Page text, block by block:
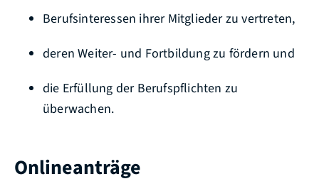
Berufsinteressen ihrer Mitglieder zu vertreten,
deren Weiter- und Fortbildung zu fördern und
die Erfüllung der Berufspflichten zu
überwachen.
Onlineanträge